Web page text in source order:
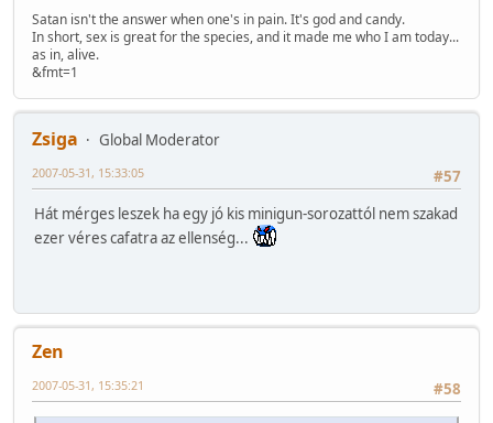
Satan isn't the answer when one's in pain. It's god and candy.
In short, sex is great for the species, and it made me who I am today...
as in, alive.
&fmt=1
Zsiga
Global Moderator
#57
2007-05-31, 15:33:05
Hát mérges leszek ha egy jó kis minigun-sorozattól nem szakad
ezer véres cafatra az ellenség...
Zen
#58
2007-05-31, 15:35:21